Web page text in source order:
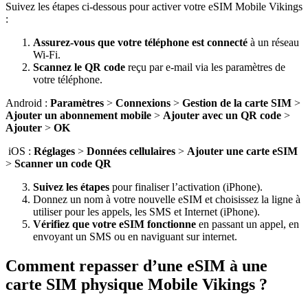
Suivez les étapes ci-dessous pour activer votre eSIM Mobile Vikings
:
Assurez-vous que votre téléphone est connecté à un réseau
Wi-Fi.
Scannez le QR code reçu par e-mail via les paramètres de
votre téléphone.
Android : Paramètres > Connexions > Gestion de la carte SIM >
Ajouter un abonnement mobile > Ajouter avec un QR code >
Ajouter > OK
iOS : Réglages > Données cellulaires > Ajouter une carte eSIM
> Scanner un code QR
Suivez les étapes pour finaliser l’activation (iPhone).
Donnez un nom à votre nouvelle eSIM et choisissez la ligne à
utiliser pour les appels, les SMS et Internet (iPhone).
Vérifiez que votre eSIM fonctionne en passant un appel, en
envoyant un SMS ou en naviguant sur internet.
Comment repasser d’une eSIM à une
carte SIM physique Mobile Vikings ?